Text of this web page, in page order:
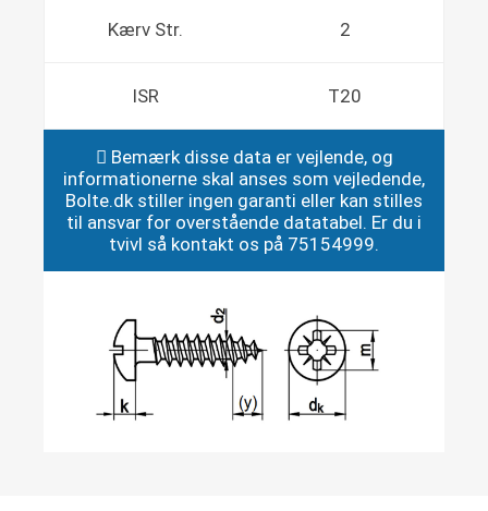
Kærv Str. 2
ISR T20
Bemærk disse data er vejlende, og
informationerne skal anses som vejledende,
Bolte.dk stiller ingen garanti eller kan stilles
til ansvar for overstående datatabel. Er du i
tvivl så kontakt os på 75154999.